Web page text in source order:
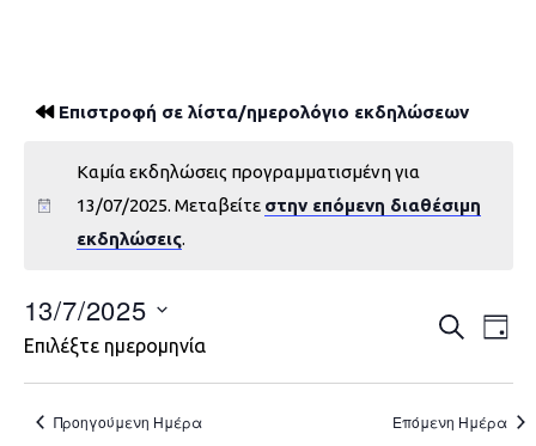
Επιστροφή σε λίστα/ημερολόγιο εκδηλώσεων
Καμία εκδηλώσεις προγραμματισμένη για
13/07/2025. Μεταβείτε στην επόμενη διαθέσιμη
εκδηλώσεις.
Search
and
DAY
13/7/2025
Επιλέξτε ημερομηνία
Προηγούμενη Ημέρα Επόμενη Ημέρα